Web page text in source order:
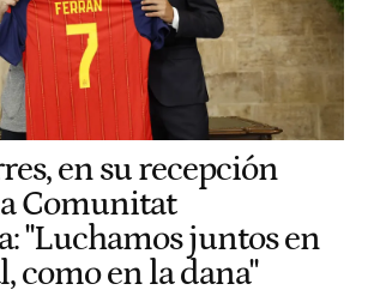
en su recepción
Comunitat
"Luchamos juntos en
como en la dana"